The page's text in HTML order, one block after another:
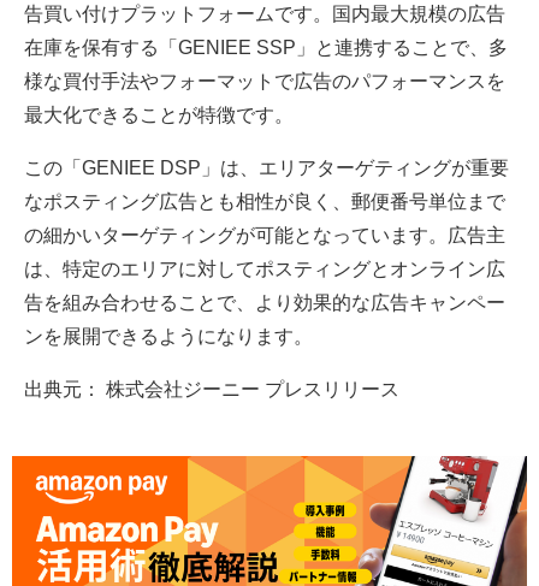
告買い付けプラットフォームです。国内最大規模の広告
在庫を保有する「GENIEE SSP」と連携することで、多
様な買付手法やフォーマットで広告のパフォーマンスを
最大化できることが特徴です。
この「GENIEE DSP」は、エリアターゲティングが重要
なポスティング広告とも相性が良く、郵便番号単位まで
の細かいターゲティングが可能となっています。広告主
は、特定のエリアに対してポスティングとオンライン広
告を組み合わせることで、より効果的な広告キャンペー
ンを展開できるようになります。
出典元： 株式会社ジーニー プレスリリース